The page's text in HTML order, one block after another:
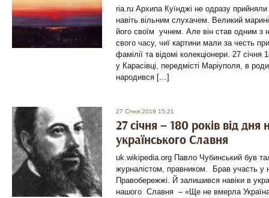
ria.ru Архипа Куїнджі не одразу
навіть вільним слухачем. Великий
його своїм учнем. Але він став одним з
свого часу, чиї картини мали за честь
фамілії та відомі колекціонери. 27 січня
у Карасівці, передмісті Маріуполя, в
народився […]
27 Січня 2019 15:21
27 січня – 180 років від
українського Славня
uk.wikipedia.org Павло Чубинський був
журналістом, правником. Брав участь у
Правобережжі. Й залишився навіки в
нашого Славня – «Ще не вмерла